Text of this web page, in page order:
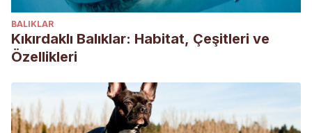
11(2), 117-122.
González, J. L., Bravo, V., Peña, A., & Beral, M. (2006).
Dermatología. Eficacia terapéutica del orifloxacino (Orbax)
abierto. Clínica veterinaria de pequeños animales, 26(1),
0009-12.
Herrera-Arana, V., González, J., & Iglesia-Quilca, D. (2006).
BALIKLAR
Kıkırdaklı Balıklar: Habitat, Çeşitleri ve
Özellikleri